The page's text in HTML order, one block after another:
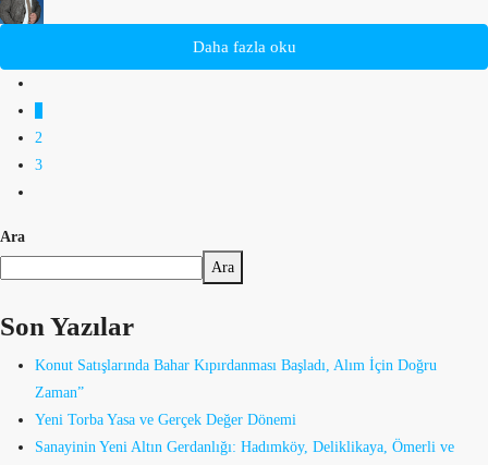
Daha fazla oku
2
3
Ara
Ara
Son Yazılar
Konut Satışlarında Bahar Kıpırdanması Başladı, Alım İçin Doğru
Zaman”
Yeni Torba Yasa ve Gerçek Değer Dönemi
Sanayinin Yeni Altın Gerdanlığı: Hadımköy, Deliklikaya, Ömerli ve